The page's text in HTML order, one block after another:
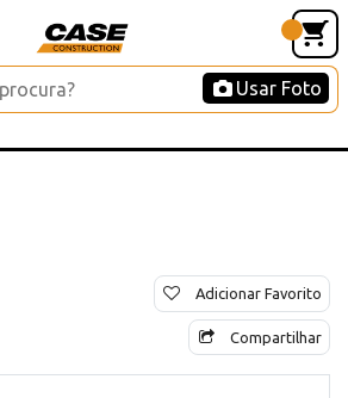
Usar Foto
Adicionar Favorito
Compartilhar